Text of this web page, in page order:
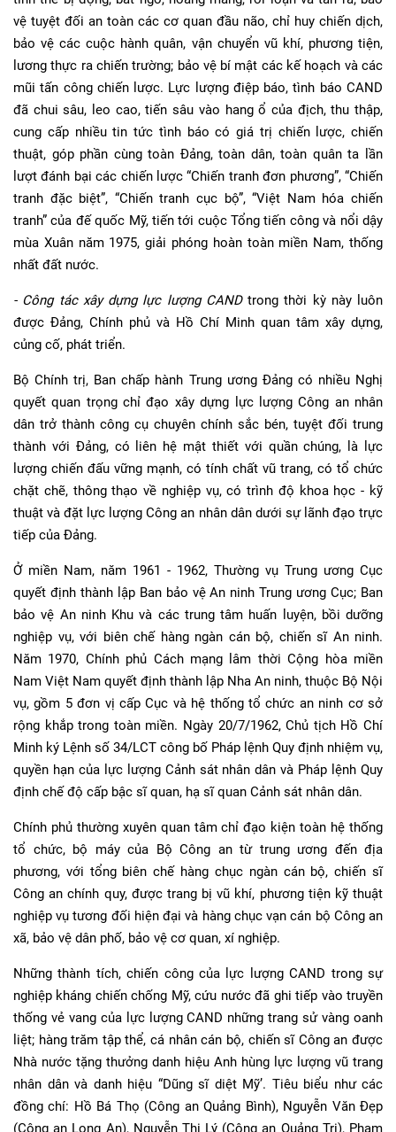
vệ tuyệt đối an toàn các cơ quan đầu não, chỉ huy chiến dịch,
bảo vệ các cuộc hành quân, vận chuyển vũ khí, phương tiện,
lương thực ra chiến trường; bảo vệ bí mật các kế hoạch và các
mũi tấn công chiến lược. Lực lượng điệp báo, tình báo CAND
đã chui sâu, leo cao, tiến sâu vào hang ổ của địch, thu thập,
cung cấp nhiều tin tức tình báo có giá trị chiến lược, chiến
thuật, góp phần cùng toàn Đảng, toàn dân, toàn quân ta lần
lượt đánh bại các chiến lược “Chiến tranh đơn phương”, “Chiến
tranh đặc biệt”, “Chiến tranh cục bộ”, “Việt Nam hóa chiến
tranh” của đế quốc Mỹ, tiến tới cuộc Tổng tiến công và nổi dậy
mùa Xuân năm 1975, giải phóng hoàn toàn miền Nam, thống
nhất đất nước.
- Công tác xây dựng lực lượng CANDtrong thời kỳ này luôn
được Đảng, Chính phủ và Hồ Chí Minh quan tâm xây dựng,
củng cố, phát triển.
Bộ Chính trị, Ban chấp hành Trung ương Đảng có nhiều Nghị
quyết quan trọng chỉ đạo xây dựng lực lượng Công an nhân
dân trở thành công cụ chuyên chính sắc bén, tuyệt đối trung
thành với Đảng, có liên hệ mật thiết với quần chúng, là lực
lượng chiến đấu vững mạnh, có tính chất vũ trang, có tổ chức
chặt chẽ, thông thạo về nghiệp vụ, có trình độ khoa học - kỹ
thuật và đặt lực lượng Công an nhân dân dưới sự lãnh đạo trực
tiếp của Đảng.
Ở miền Nam, năm 1961 - 1962, Thường vụ Trung ương Cục
quyết định thành lập Ban bảo vệ An ninh Trung ương Cục; Ban
bảo vệ An ninh Khu và các trung tâm huấn luyện, bồi dưỡng
nghiệp vụ, với biên chế hàng ngàn cán bộ, chiến sĩ An ninh.
Năm 1970, Chính phủ Cách mạng lâm thời Cộng hòa miền
Nam Việt Nam quyết định thành lập Nha An ninh, thuộc Bộ Nội
vụ, gồm 5 đơn vị cấp Cục và hệ thống tổ chức an ninh cơ sở
rộng khắp trong toàn miền. Ngày 20/7/1962, Chủ tịch Hồ Chí
Minh ký Lệnh số 34/LCT công bố Pháp lệnh Quy định nhiệm vụ,
quyền hạn của lực lượng Cảnh sát nhân dân và Pháp lệnh Quy
định chế độ cấp bậc sĩ quan, hạ sĩ quan Cảnh sát nhân dân.
Chính phủ thường xuyên quan tâm chỉ đạo kiện toàn hệ thống
tổ chức, bộ máy của Bộ Công an từ trung ương đến địa
phương, với tổng biên chế hàng chục ngàn cán bộ, chiến sĩ
Công an chính quy, được trang bị vũ khí, phương tiện kỹ thuật
nghiệp vụ tương đối hiện đại và hàng chục vạn cán bộ Công an
xã, bảo vệ dân phố, bảo vệ cơ quan, xí nghiệp.
Những thành tích, chiến công của lực lượng CAND trong sự
nghiệp kháng chiến chống Mỹ, cứu nước đã ghi tiếp vào truyền
thống vẻ vang của lực lượng CAND những trang sử vàng oanh
liệt; hàng trăm tập thể, cá nhân cán bộ, chiến sĩ Công an được
Nhà nước tặng thưởng danh hiệu Anh hùng lực lượng vũ trang
nhân dân và danh hiệu “Dũng sĩ diệt Mỹ’. Tiêu biểu như các
đồng chí: Hồ Bá Thọ (Công an Quảng Bình), Nguyễn Văn Đẹp
(Công an Long An), Nguyễn Thị Lý (Công an Quảng Trị), Phạm